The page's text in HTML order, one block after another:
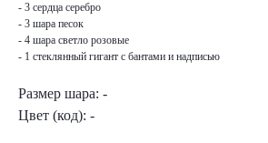
- 3 сердца серебро
- 3 шара песок
- 4 шара светло розовые
- 1 стеклянный гигант с бантами и надписью
Размер шара: -
Цвет (код): -